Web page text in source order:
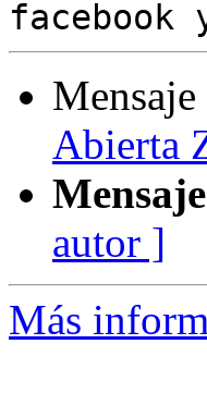
Abierta
autor ]
Más